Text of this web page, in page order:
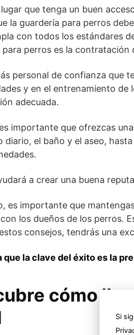
que tenga un buen
la guardería para perros
con todos los estándares
para perros es la contratación
personal de confianza que
y en el entrenamiento de
adecuada.
importante que ofrezcas una
diario, el baño y el aseo,
a crear una buena
es importante que
los dueños de los perros.
consejos, tendrás una
que la clave del éxito es la
cómo
Si